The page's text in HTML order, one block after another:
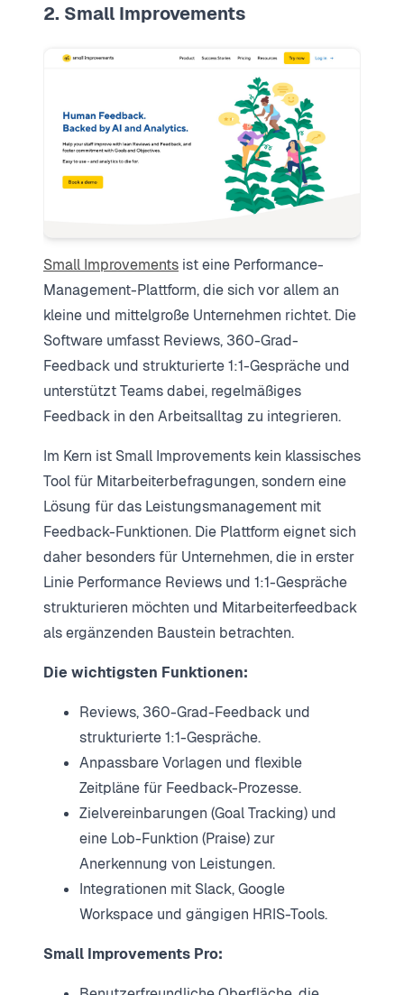
2. Small Improvements
Small Improvements ist eine Performance-
Management-Plattform, die sich vor allem an
kleine und mittelgroße Unternehmen richtet. Die
Software umfasst Reviews, 360-Grad-
Feedback und strukturierte 1:1-Gespräche und
unterstützt Teams dabei, regelmäßiges
Feedback in den Arbeitsalltag zu integrieren.
Im Kern ist Small Improvements kein klassisches
Tool für Mitarbeiterbefragungen, sondern eine
Lösung für das Leistungsmanagement mit
Feedback-Funktionen. Die Plattform eignet sich
daher besonders für Unternehmen, die in erster
Linie Performance Reviews und 1:1-Gespräche
strukturieren möchten und Mitarbeiterfeedback
als ergänzenden Baustein betrachten.
Die wichtigsten Funktionen:
Reviews, 360-Grad-Feedback und
strukturierte 1:1-Gespräche.
Anpassbare Vorlagen und flexible
Zeitpläne für Feedback-Prozesse.
Zielvereinbarungen (Goal Tracking) und
eine Lob-Funktion (Praise) zur
Anerkennung von Leistungen.
Integrationen mit Slack, Google
Workspace und gängigen HRIS-Tools.
Small Improvements Pro: